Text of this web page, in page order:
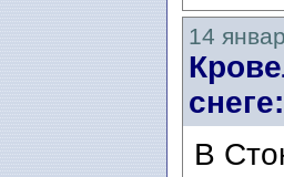
14
В